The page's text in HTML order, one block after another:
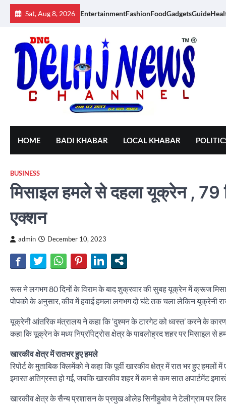
Skip
Sat, Aug 8, 2026 EntertainmentFashionFoodGadgetsGuide
HOME BADI KHABAR LOCAL KHABAR
BUSINESS
मिसाइल हमले से दहला यूक्रेन , 79
एक्शन
admin December 10, 2023
रूस ने लगभग 80 दिनों के विराम के बाद शुक्रवार की सुबह यूक्रेन में क्रूज
पोपको के अनुसार, कीव में हवाई हमला लगभग दो घंटे तक चला लेकिन यूक्रेनी
यूक्रेनी आंतरिक मंत्रालय ने कहा कि ‘दुश्मन के टारगेट को ध्वस्त’ करने के
कहा कि यूक्रेन के मध्य निप्रॉपेट्रोस क्षेत्र के पावलोह्रद शहर पर मिसाइल से
खारकीव क्षेत्र में रातभर हुए हमले
रिपोर्ट के मुताबिक क्लिमेंको ने कहा कि पूर्वी खारकीव क्षेत्र में रात भर हुए
इमारत क्षतिग्रस्त हो गई, जबकि खारकीव शहर में कम से कम सात अपार्टमेंट
खारकीव क्षेत्र के सैन्य प्रशासन के प्रमुख ओलेह सिनीहुबोव ने टेलीग्राम पर